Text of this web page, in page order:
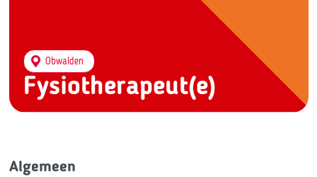
Fysiotherapeut(e)
Obwalden
Algemeen